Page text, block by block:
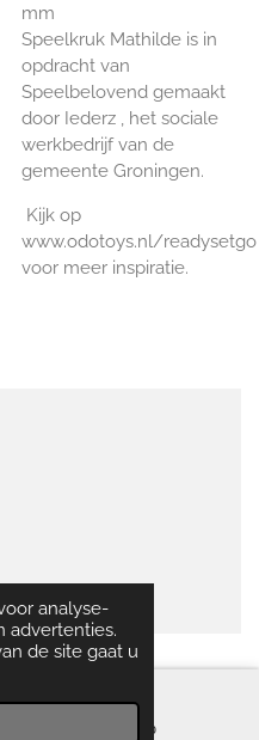
analyse-
advertenties.
de site gaat u
mm
Speelkruk Mathilde is in
opdracht van
Speelbelovend gemaakt
door Iederz , het sociale
werkbedrijf van de
gemeente Groningen.
Kijk op
www.odotoys.nl/readysetgo
voor meer inspiratie.
GOUDvanHOUT
WhatsApp